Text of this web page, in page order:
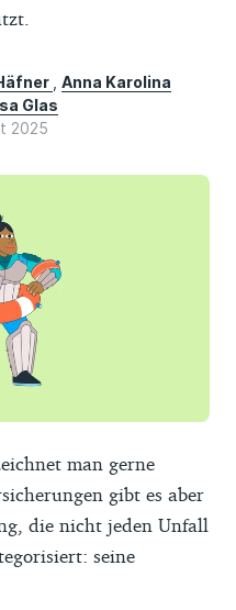
Anna Karolina
Glas
2025
man gerne
gibt es aber
die nicht jeden Unfall
seine